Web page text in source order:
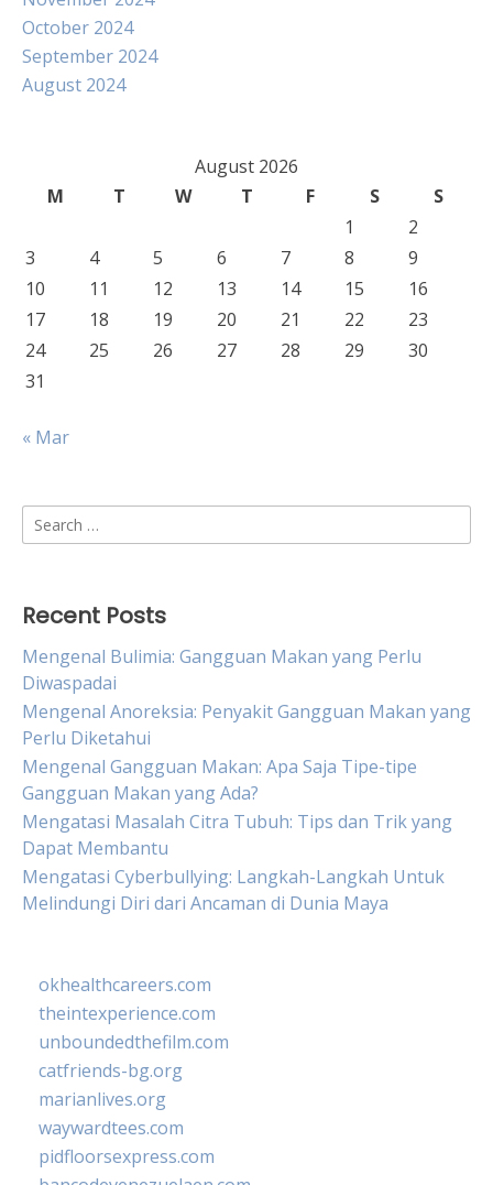
October 2024
September 2024
August 2024
August 2026
M
T W T F S
S
1
2
3
4 5 6 7 8
9
10
11 12 13 14 15
16
17
18 19 20 21 22
23
24
25 26 27 28 29
30
31
« Mar
Search
for:
Recent Posts
Mengenal Bulimia: Gangguan Makan yang Perlu
Diwaspadai
Mengenal Anoreksia: Penyakit Gangguan Makan yang
Perlu Diketahui
Mengenal Gangguan Makan: Apa Saja Tipe-tipe
Gangguan Makan yang Ada?
Mengatasi Masalah Citra Tubuh: Tips dan Trik yang
Dapat Membantu
Mengatasi Cyberbullying: Langkah-Langkah Untuk
Melindungi Diri dari Ancaman di Dunia Maya
okhealthcareers.com
theintexperience.com
unboundedthefilm.com
catfriends-bg.org
marianlives.org
waywardtees.com
pidfloorsexpress.com